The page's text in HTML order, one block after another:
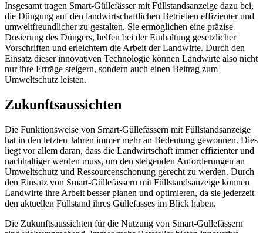
Insgesamt tragen Smart-Güllefässer mit Füllstandsanzeige dazu bei,
die Düngung auf den landwirtschaftlichen Betrieben effizienter und
umweltfreundlicher zu gestalten. Sie ermöglichen eine präzise
Dosierung des Düngers, helfen bei der Einhaltung gesetzlicher
Vorschriften und erleichtern die Arbeit der Landwirte. Durch den
Einsatz dieser innovativen Technologie können Landwirte also nicht
nur ihre Erträge steigern, sondern auch einen Beitrag zum
Umweltschutz leisten.
Zukunftsaussichten
Die Funktionsweise von Smart-Güllefässern mit Füllstandsanzeige
hat in den letzten Jahren immer mehr an Bedeutung gewonnen. Dies
liegt vor allem daran, dass die Landwirtschaft immer effizienter und
nachhaltiger werden muss, um den steigenden Anforderungen an
Umweltschutz und Ressourcenschonung gerecht zu werden. Durch
den Einsatz von Smart-Güllefässern mit Füllstandsanzeige können
Landwirte ihre Arbeit besser planen und optimieren, da sie jederzeit
den aktuellen Füllstand ihres Güllefasses im Blick haben.
Die Zukunftsaussichten für die Nutzung von Smart-Güllefässern